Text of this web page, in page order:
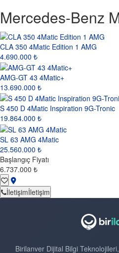
Mercedes-Benz
CLA 350 4Matic Edition 1 AMG
4.690.000 ₺
AMG-GT 43 4Matic+
13.690.000 ₺
S 450 D 4Matic Inspiration 9G-Tronic
19.864.000 ₺
SL 63 AMG 4Matic
25.560.000 ₺
Başlangıç Fiyatı
6.737.000 ₺
İletişimİletişim
Birilanver Dijital Bilgi